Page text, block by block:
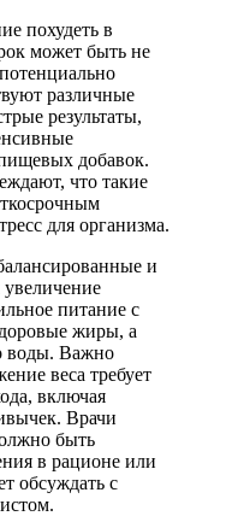
похудеть в
может быть не
различные
результаты,
добавок.
что такие
для организма.
и
питание с
жиры, а
воды. Важно
веса требует
включая
Врачи
быть
в рационе или
обсуждать с